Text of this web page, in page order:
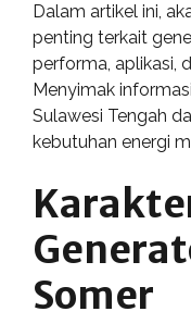
Dalam artikel ini,
penting terkait
performa, aplikasi,
Menyimak
Sulawesi Tengah
kebutuhan energi
Somer